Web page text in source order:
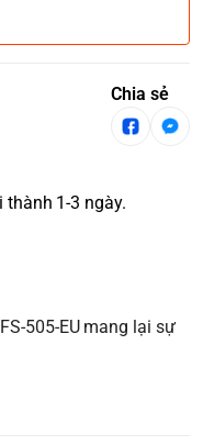
Chia sẻ
1-3 ngày.
505-EU mang lại sự